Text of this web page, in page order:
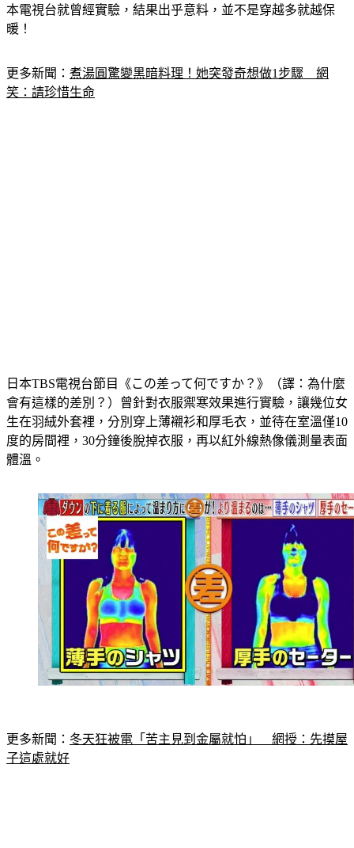
本電視台就曾經實驗，結果出乎意料，並不是穿越多就越保
暖！
更多新聞： 煮湯圓驚變黑暗料理！她突發奇想做1步驟　網
笑：請珍惜生命
日本TBS電視台節目《この差って何ですか？》（譯：為什麼
會有這樣的差別？）曾針對衣服禦寒效果進行實驗，讓幾位女
生在羽絨外套裡，分別穿上薄襯衫和厚毛衣，並待在室溫僅10
度的房間裡，30分鐘後脫掉衣服，再以紅外線熱像儀測量表面
體溫。
更多新聞： 冬天狂被電「苦主見到金屬就怕」　網授：先摸屋
子這處就好